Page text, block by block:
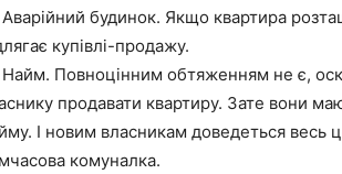
Аварійний будинок. Якщо квартира
купівлі-продажу.
Найм. Повноцінним обтяженням не є,
продавати квартиру. Зате вони
І новим власникам доведеться весь
комуналка.